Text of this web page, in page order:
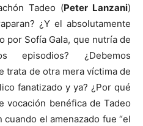
Tadeo (Peter Lanzani)
¿Y el absolutamente
por Sofía Gala, que nutría de
episodios? ¿Debemos
trata de otra mera víctima de
fanatizado y ya? ¿Por qué
vocación benéfica de Tadeo
el amenazado fue “el